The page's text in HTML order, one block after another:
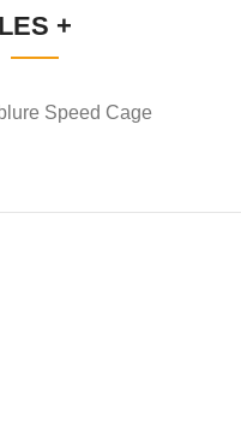
LES +
Speed Cage